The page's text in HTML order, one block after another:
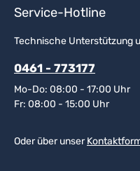
Service-Hotline
Technische Unterstützung
0461 - 773177
Mo-Do: 08:00 - 17:00 Uhr
Fr: 08:00 - 15:00 Uhr
Oder über unser